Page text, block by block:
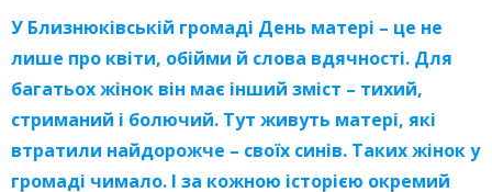
У Близнюківській громаді День матері – це не
лише про квіти, обійми й слова вдячності. Для
багатьох жінок він має інший зміст – тихий,
стриманий і болючий. Тут живуть матері, які
втратили найдорожче – своїх синів. Таких жінок у
громаді чимало. І за кожною історією окремий